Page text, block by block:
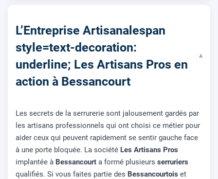
L’Entreprise Artisanalespan
style=text-decoration:
underline; Les Artisans Pros en
action à Bessancourt
▾
Les secrets de la serrurerie sont jalousement gardés par
les artisans professionnels qui ont choisi ce métier pour
aider ceux qui peuvent rapidement se sentir gauche face
à une porte bloquée. La société Les Artisans Pros
implantée à Bessancourt a formé plusieurs serruriers
qualifiés. Si vous faites partie des Bessancourtois et